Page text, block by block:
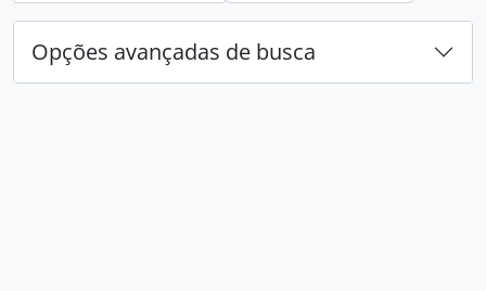
Opções avançadas de busca